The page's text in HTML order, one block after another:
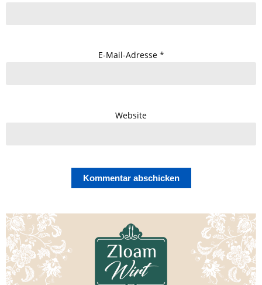
E-Mail-Adresse *
Website